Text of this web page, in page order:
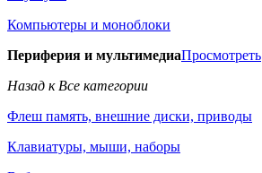
Компьютеры и моноблоки
Периферия и мультимедиаПросмотреть
Назад к Все категории
Флеш память, внешние диски, приводы
Клавиатуры, мыши, наборы